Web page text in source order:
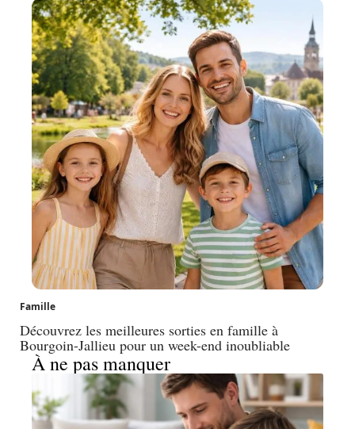
Famille
Découvrez les meilleures sorties en famille à
Bourgoin-Jallieu pour un week-end inoubliable
À ne pas manquer